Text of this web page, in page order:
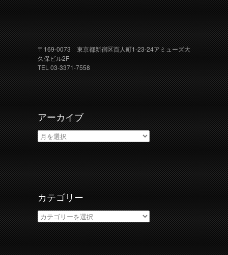
〒169-0073 東京都新宿区百人町1-23-24アミューズ大
久保ビル2F
TEL 03-3371-7558
アーカイブ
ア
ー
カ
イ
ブ
カテゴリー
カ
テ
ゴ
リ
ー